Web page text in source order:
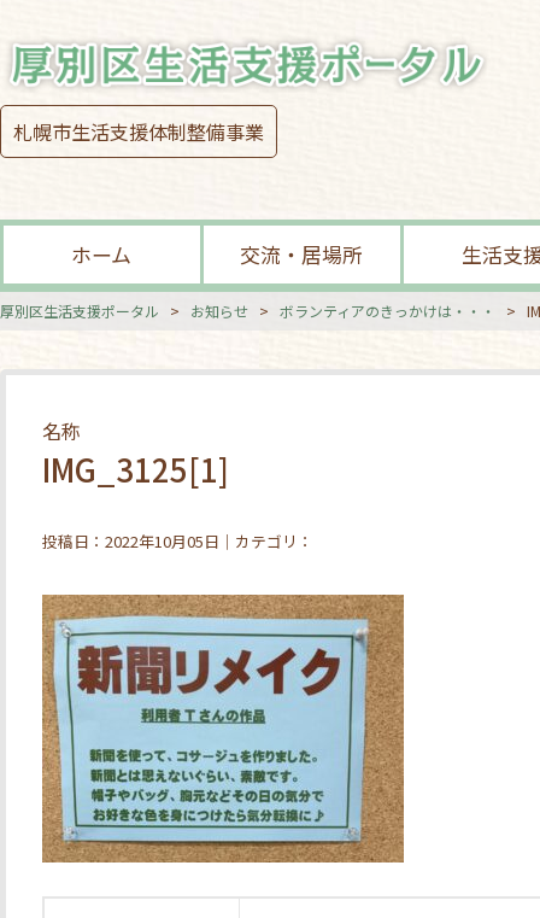
札幌市生活支援体制整備事業
ホーム 交流・居場所 生活支
厚別区生活支援ポータル > お知らせ > ボランティアのきっかけは・・・ >
名称
IMG_3125[1]
投稿日：2022年10月05日｜カテゴリ：